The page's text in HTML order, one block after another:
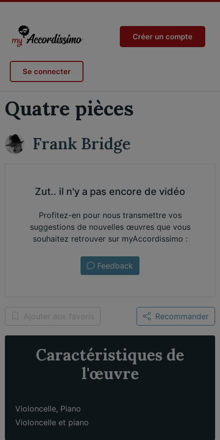
Créer un compte
Se connecter
Quatre pièces
Frank Bridge
Zut.. il n'y a pas encore de vidéo
Profitez-en pour nous transmettre vos
suggestions de nouvelles œuvres que vous
souhaitez retrouver sur myAccordissimo :
Feedback
Ajouter aux favoris Recommander
Caractéristiques de
l'œuvre
Violoncelle, Piano
Violoncelle et piano